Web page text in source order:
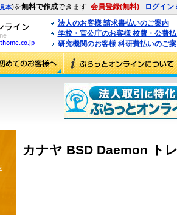
見本)を無料で作成できます 会員登録(無料) ログイン
法人のお客様 請求書払いのご案内
学校・官公庁のお客様 校費・公費
研究機関のお客様 科研費払いのご
カナヤ BSD Daemon ト